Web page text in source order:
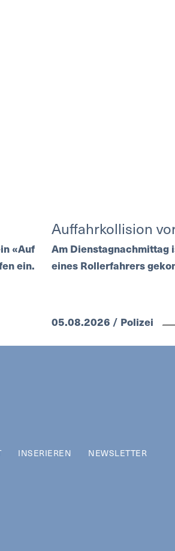
«Auf
ein.
Auffahrkollision
Am Dienstagnachmittag
eines Rollerfahrers
05.08.2026 / Polizei
INSERIEREN NEWSLETTER